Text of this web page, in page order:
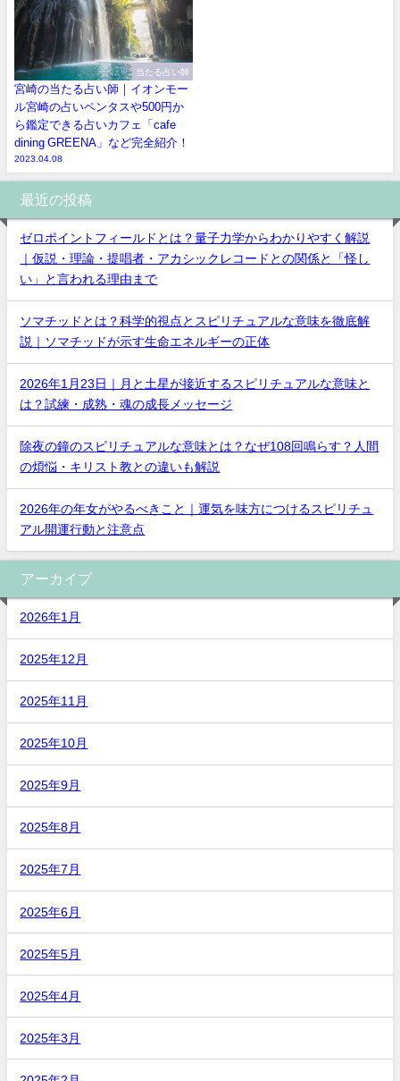
当たる占い師
宮崎の当たる占い師｜イオンモー
ル宮崎の占いペンタスや500円か
ら鑑定できる占いカフェ「cafe
dining GREENA」など完全紹介！
2023.04.08
最近の投稿
ゼロポイントフィールドとは？量子力学からわかりやすく解説
｜仮説・理論・提唱者・アカシックレコードとの関係と「怪し
い」と言われる理由まで
ソマチッドとは？科学的視点とスピリチュアルな意味を徹底解
説｜ソマチッドが示す生命エネルギーの正体
2026年1月23日｜月と土星が接近するスピリチュアルな意味と
は？試練・成熟・魂の成長メッセージ
除夜の鐘のスピリチュアルな意味とは？なぜ108回鳴らす？人間
の煩悩・キリスト教との違いも解説
2026年の年女がやるべきこと｜運気を味方につけるスピリチュ
アル開運行動と注意点
アーカイブ
2026年1月
2025年12月
2025年11月
2025年10月
2025年9月
2025年8月
2025年7月
2025年6月
2025年5月
2025年4月
2025年3月